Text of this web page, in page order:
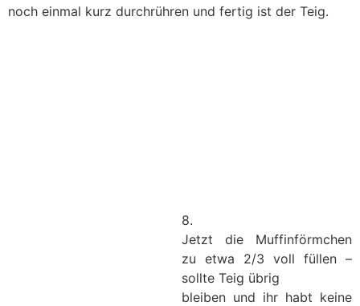
noch einmal kurz durchrühren und fertig ist der Teig.
8.
Jetzt die Muffinförmchen
zu etwa 2/3 voll füllen –
sollte Teig übrig
bleiben und ihr habt keine